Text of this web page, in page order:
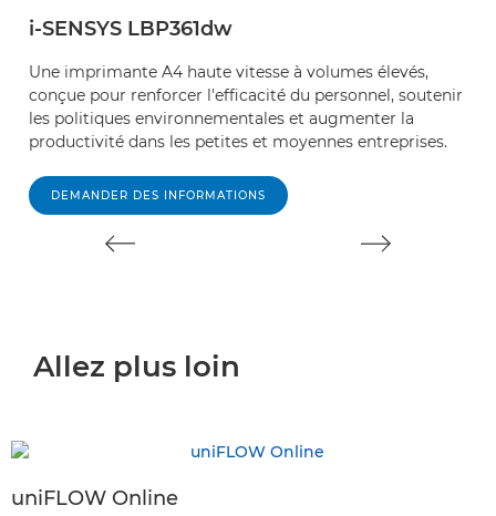
i-SENSYS LBP361dw
Une imprimante A4 haute vitesse à volumes élevés,
conçue pour renforcer l'efficacité du personnel, soutenir
les politiques environnementales et augmenter la
productivité dans les petites et moyennes entreprises.
DEMANDER DES INFORMATIONS
Allez plus loin
uniFLOW Online